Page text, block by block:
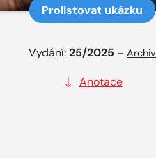
Prolistovat ukázku
Vydání:25/2025 –Archiv
Anotace